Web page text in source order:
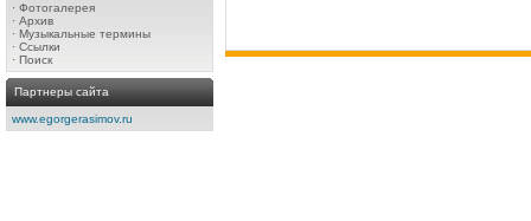
· Фотогалерея
· Архив
· Музыкальные термины
· Ссылки
· Поиск
Партнеры сайта
www.egorgerasimov.ru